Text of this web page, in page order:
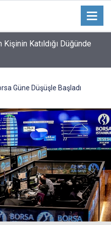
Katıldığı Düğünde
Güne Düşüşle Başladı